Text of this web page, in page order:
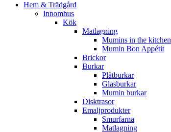
Hem & Trädgård
Innomhus
Kök
Matlagning
Mumins in the kitchen
Mumin Bon Appétit
Brickor
Burkar
Plåtburkar
Glasburkar
Mumin burkar
Disktrasor
Emaljprodukter
Smurfarna
Matlagning